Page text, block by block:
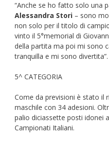
“Anche se ho fatto solo una
Alessandra Stori – sono
non solo per il titolo di
vinto il 5°memorial di
della partita ma poi mi sono
tranquilla e mi sono divertita”.
5^ CATEGORIA
Come da previsioni è stato il
maschile con 34 adesioni.
palio diciassette posti idonei
Campionati Italiani.